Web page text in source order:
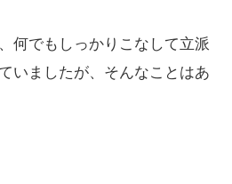
何でもしっかりこなして立派
いましたが、そんなことはあ